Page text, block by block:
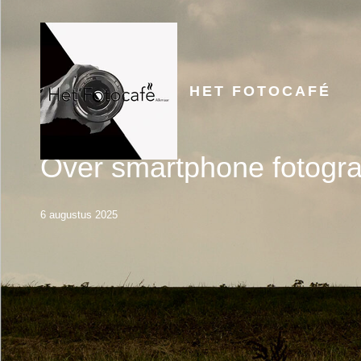
HET FOTOCAFÉ
Over smartphone
6 augustus 2025